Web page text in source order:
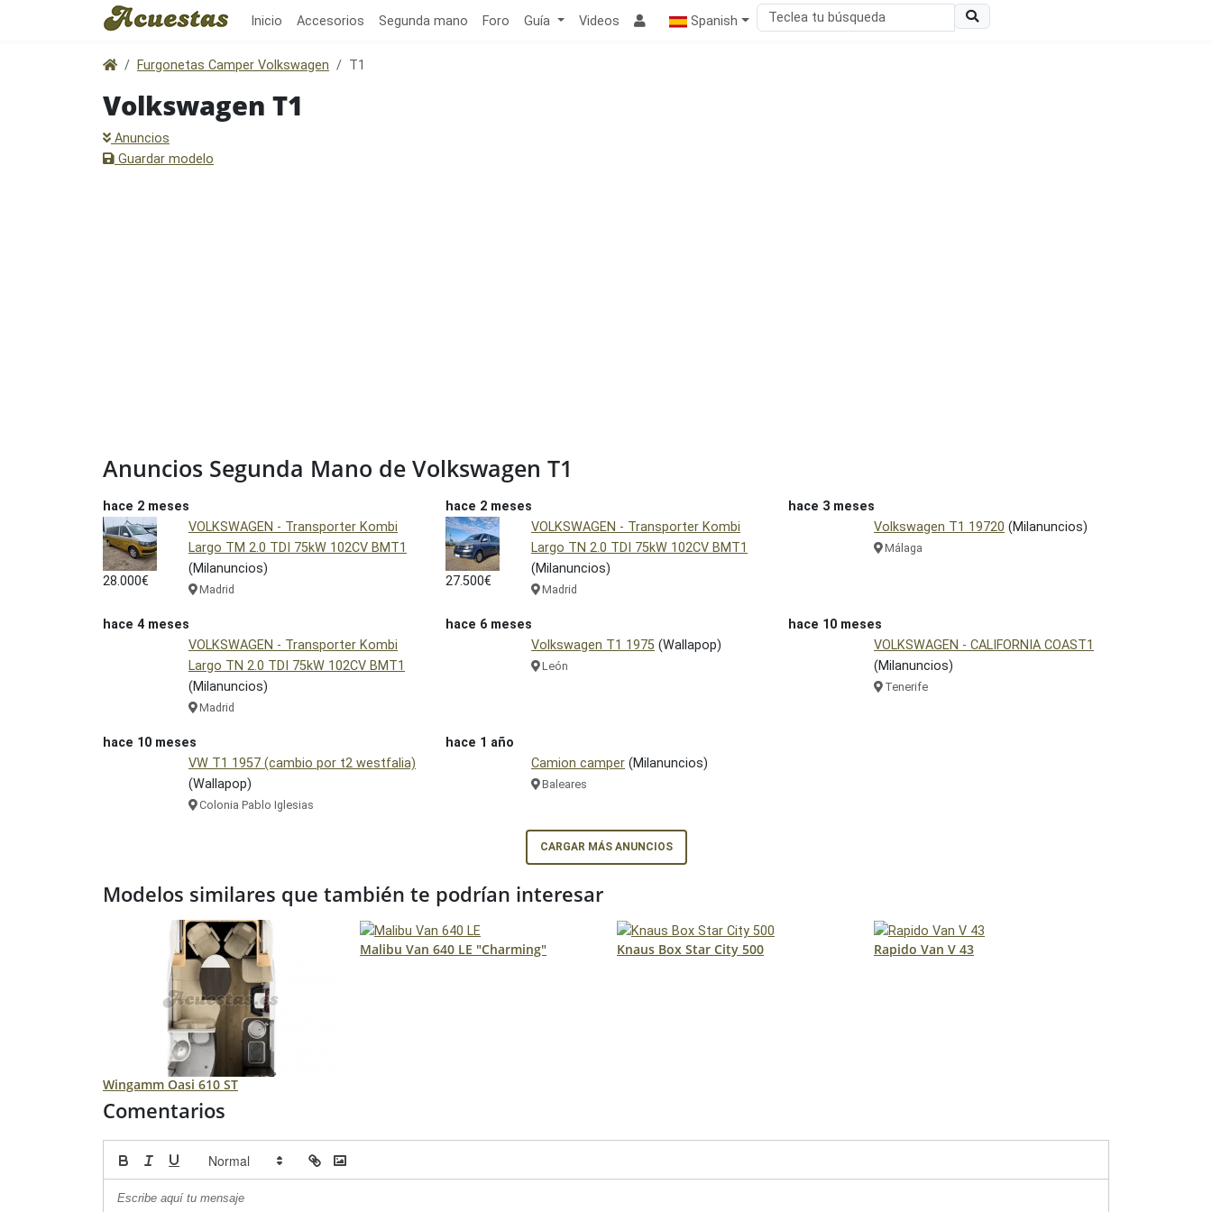
Inicio Accesorios Segunda mano Foro Guía Videos Spanish
Furgonetas Camper Volkswagen T1
Volkswagen T1
Anuncios
Guardar modelo
Anuncios Segunda Mano de Volkswagen T1
hace 2 meses
28.000€
VOLKSWAGEN - Transporter Kombi
Largo TM 2.0 TDI 75kW 102CV BMT1
(Milanuncios)
Madrid
hace 2 meses
27.500€
VOLKSWAGEN - Transporter Kombi
Largo TN 2.0 TDI 75kW 102CV BMT1
(Milanuncios)
Madrid
hace 3 meses
Volkswagen T1 19720 (Milanuncios)
Málaga
hace 4 meses
VOLKSWAGEN - Transporter Kombi
Largo TN 2.0 TDI 75kW 102CV BMT1
(Milanuncios)
Madrid
hace 6 meses
Volkswagen T1 1975 (Wallapop)
León
hace 10 meses
VOLKSWAGEN - CALIFORNIA COAST1
(Milanuncios)
Tenerife
hace 10 meses
VW T1 1957 (cambio por t2 westfalia)
(Wallapop)
Colonia Pablo Iglesias
hace 1 año
Camion camper (Milanuncios)
Baleares
CARGAR MÁS ANUNCIOS
Modelos similares que también te podrían interesar
Wingamm Oasi 610 ST
Malibu Van 640 LE "Charming" Knaus Box Star City 500 Rapido Van V 43
Comentarios